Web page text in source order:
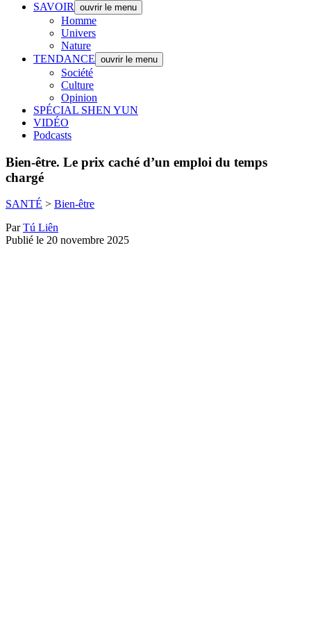
SAVOIR
ouvrir le menu
Homme
Univers
Nature
TENDANCE ouvrir le menu
Société
Culture
Opinion
SPÉCIAL SHEN YUN
VIDÉO
Podcasts
Bien-être. Le prix caché d’un emploi du temps
chargé
SANTÉ > Bien-être
ParTú Liên
Publié le 20 novembre 2025